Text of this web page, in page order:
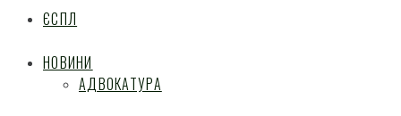
ЄСПЛ
НОВИНИ
АДВОКАТУРА